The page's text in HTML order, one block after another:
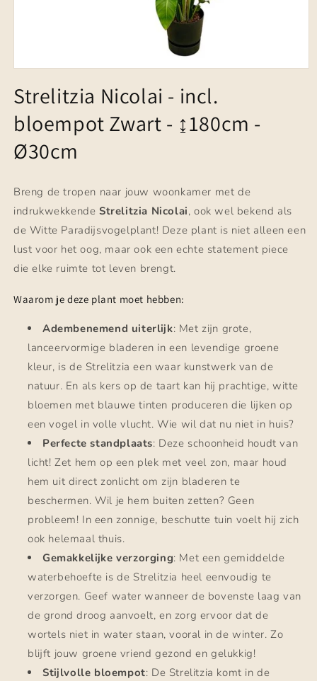
openen
in
modaal
Strelitzia Nicolai - incl.
bloempot Zwart - ↨180cm -
Ø30cm
Breng de tropen naar jouw woonkamer met de
indrukwekkende Strelitzia Nicolai, ook wel bekend als
de Witte Paradijsvogelplant! Deze plant is niet alleen een
lust voor het oog, maar ook een echte statement piece
die elke ruimte tot leven brengt.
Waarom je deze plant moet hebben:
Adembenemend uiterlijk: Met zijn grote,
lanceervormige bladeren in een levendige groene
kleur, is de Strelitzia een waar kunstwerk van de
natuur. En als kers op de taart kan hij prachtige, witte
bloemen met blauwe tinten produceren die lijken op
een vogel in volle vlucht. Wie wil dat nu niet in huis?
Perfecte standplaats: Deze schoonheid houdt van
licht! Zet hem op een plek met veel zon, maar houd
hem uit direct zonlicht om zijn bladeren te
beschermen. Wil je hem buiten zetten? Geen
probleem! In een zonnige, beschutte tuin voelt hij zich
ook helemaal thuis.
Gemakkelijke verzorging: Met een gemiddelde
waterbehoefte is de Strelitzia heel eenvoudig te
verzorgen. Geef water wanneer de bovenste laag van
de grond droog aanvoelt, en zorg ervoor dat de
wortels niet in water staan, vooral in de winter. Zo
blijft jouw groene vriend gezond en gelukkig!
Stijlvolle bloempot: De Strelitzia komt in de